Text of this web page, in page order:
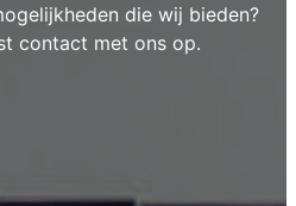
die wij bieden?
contact met ons op.